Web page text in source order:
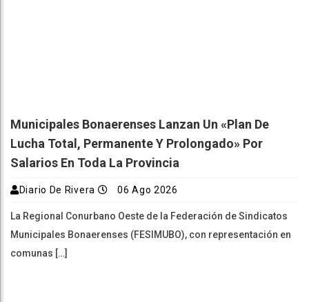
Municipales Bonaerenses Lanzan Un «plan De
Lucha Total, Permanente Y Prolongado» Por
Salarios En Toda La Provincia
Diario De Rivera 06 Ago 2026
La Regional Conurbano Oeste de la Federación de Sindicatos
Municipales Bonaerenses (FESIMUBO), con representación en
comunas […]